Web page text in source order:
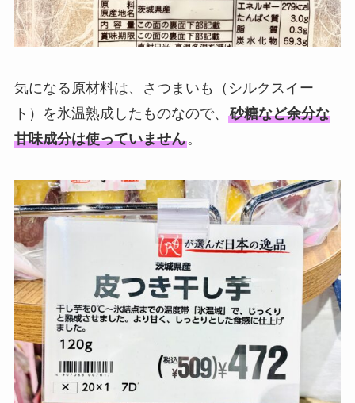
気になる原材料は、さつまいも（シルクスイー
ト）を氷温熟成したものなので、 砂糖など余分な
甘味成分は使っていません。